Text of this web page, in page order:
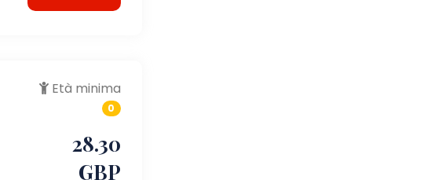
Età minima
0
28.30
GBP